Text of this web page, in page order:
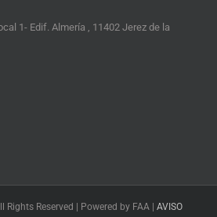
1- Edif. Almería , 11402 Jerez de la
Rights Reserved | Powered by FAA | AVISO